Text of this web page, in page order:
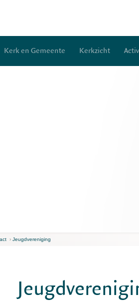
Kerk en Gemeente Kerkzicht
› Jeugdvereniging